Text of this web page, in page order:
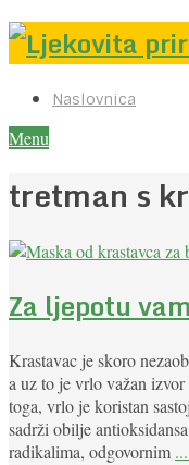
Naslovnica
Menu
tretman s
Za ljepotu
Krastavac je skoro
a uz to je vrlo važan
toga, vrlo je koristan
sadrži obilje
radikalima, odgovornim